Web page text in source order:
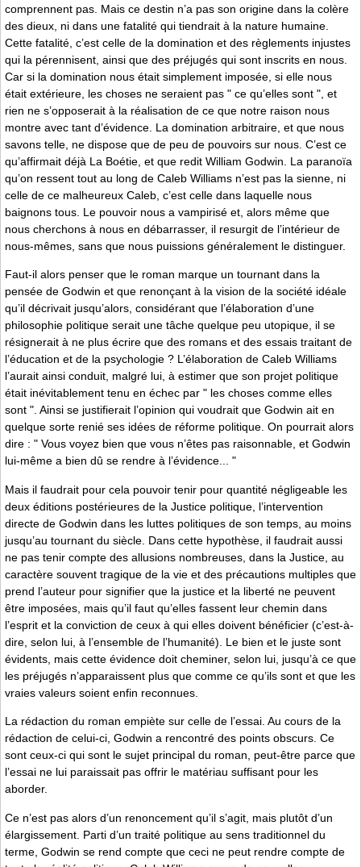
comprennent pas. Mais ce destin n’a pas son origine dans la colère
des dieux, ni dans une fatalité qui tiendrait à la nature humaine.
Cette fatalité, c’est celle de la domination et des règlements injustes
qui la pérennisent, ainsi que des préjugés qui sont inscrits en nous.
Car si la domination nous était simplement imposée, si elle nous
était extérieure, les choses ne seraient pas " ce qu’elles sont ", et
rien ne s’opposerait à la réalisation de ce que notre raison nous
montre avec tant d’évidence. La domination arbitraire, et que nous
savons telle, ne dispose que de peu de pouvoirs sur nous. C’est ce
qu’affirmait déjà La Boétie, et que redit William Godwin. La paranoïa
qu’on ressent tout au long de Caleb Williams n’est pas la sienne, ni
celle de ce malheureux Caleb, c’est celle dans laquelle nous
baignons tous. Le pouvoir nous a vampirisé et, alors même que
nous cherchons à nous en débarrasser, il resurgit de l’intérieur de
nous-mêmes, sans que nous puissions généralement le distinguer.
Faut-il alors penser que le roman marque un tournant dans la
pensée de Godwin et que renonçant à la vision de la société idéale
qu’il décrivait jusqu’alors, considérant que l’élaboration d’une
philosophie politique serait une tâche quelque peu utopique, il se
résignerait à ne plus écrire que des romans et des essais traitant de
l’éducation et de la psychologie ? L’élaboration de Caleb Williams
l’aurait ainsi conduit, malgré lui, à estimer que son projet politique
était inévitablement tenu en échec par " les choses comme elles
sont ". Ainsi se justifierait l’opinion qui voudrait que Godwin ait en
quelque sorte renié ses idées de réforme politique. On pourrait alors
dire : " Vous voyez bien que vous n’êtes pas raisonnable, et Godwin
lui-même a bien dû se rendre à l’évidence... "
Mais il faudrait pour cela pouvoir tenir pour quantité négligeable les
deux éditions postérieures de la Justice politique, l’intervention
directe de Godwin dans les luttes politiques de son temps, au moins
jusqu’au tournant du siècle. Dans cette hypothèse, il faudrait aussi
ne pas tenir compte des allusions nombreuses, dans la Justice, au
caractère souvent tragique de la vie et des précautions multiples que
prend l’auteur pour signifier que la justice et la liberté ne peuvent
être imposées, mais qu’il faut qu’elles fassent leur chemin dans
l’esprit et la conviction de ceux à qui elles doivent bénéficier (c’est-à-
dire, selon lui, à l’ensemble de l’humanité). Le bien et le juste sont
évidents, mais cette évidence doit cheminer, selon lui, jusqu’à ce que
les préjugés n’apparaissent plus que comme ce qu’ils sont et que les
vraies valeurs soient enfin reconnues.
La rédaction du roman empiète sur celle de l’essai. Au cours de la
rédaction de celui-ci, Godwin a rencontré des points obscurs. Ce
sont ceux-ci qui sont le sujet principal du roman, peut-être parce que
l’essai ne lui paraissait pas offrir le matériau suffisant pour les
aborder.
Ce n’est pas alors d’un renoncement qu’il s’agit, mais plutôt d’un
élargissement. Parti d’un traité politique au sens traditionnel du
terme, Godwin se rend compte que ceci ne peut rendre compte de